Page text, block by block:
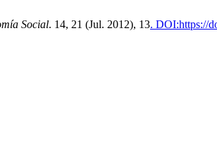
Social. 14, 21 (Jul. 2012), 13. DOI:https://